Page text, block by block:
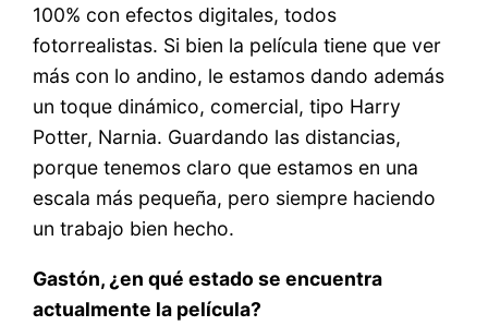
100% con efectos digitales, todos
fotorrealistas. Si bien la película tiene que ver
más con lo andino, le estamos dando además
un toque dinámico, comercial, tipo Harry
Potter, Narnia. Guardando las distancias,
porque tenemos claro que estamos en una
escala más pequeña, pero siempre haciendo
un trabajo bien hecho.
Gastón, ¿en qué estado se encuentra
actualmente la película?